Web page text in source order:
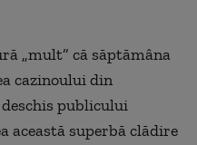
„mult” că săptămâna
cazinoului din
publicului
această superbă clădire